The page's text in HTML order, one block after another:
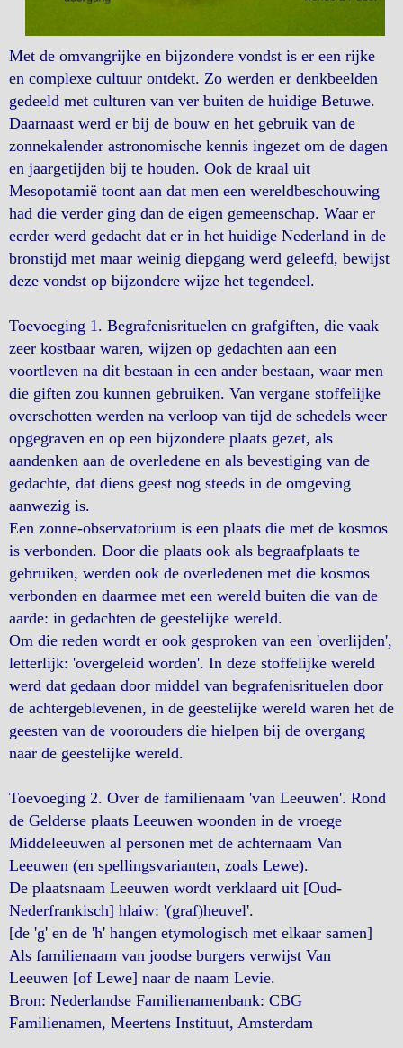
Met de omvangrijke en bijzondere vondst is er een rijke
en complexe cultuur ontdekt. Zo werden er denkbeelden
gedeeld met culturen van ver buiten de huidige Betuwe.
Daarnaast werd er bij de bouw en het gebruik van de
zonnekalender astronomische kennis ingezet om de dagen
en jaargetijden bij te houden. Ook de kraal uit
Mesopotamië toont aan dat men een wereldbeschouwing
had die verder ging dan de eigen gemeenschap. Waar er
eerder werd gedacht dat er in het huidige Nederland in de
bronstijd met maar weinig diepgang werd geleefd, bewijst
deze vondst op bijzondere wijze het tegendeel.
Toevoeging 1. Begrafenisrituelen en grafgiften, die vaak
zeer kostbaar waren, wijzen op gedachten aan een
voortleven na dit bestaan in een ander bestaan, waar men
die giften zou kunnen gebruiken. Van vergane stoffelijke
overschotten werden na verloop van tijd de schedels weer
opgegraven en op een bijzondere plaats gezet, als
aandenken aan de overledene en als bevestiging van de
gedachte, dat diens geest nog steeds in de omgeving
aanwezig is.
Een zonne-observatorium is een plaats die met de kosmos
is verbonden. Door die plaats ook als begraafplaats te
gebruiken, werden ook de overledenen met die kosmos
verbonden en daarmee met een wereld buiten die van de
aarde: in gedachten de geestelijke wereld.
Om die reden wordt er ook gesproken van een 'overlijden',
letterlijk: 'overgeleid worden'. In deze stoffelijke wereld
werd dat gedaan door middel van begrafenisrituelen door
de achtergeblevenen, in de geestelijke wereld waren het de
geesten van de voorouders die hielpen bij de overgang
naar de geestelijke wereld.
Toevoeging 2. Over de familienaam 'van Leeuwen'. Rond
de Gelderse plaats Leeuwen woonden in de vroege
Middeleeuwen al personen met de achternaam Van
Leeuwen (en spellingsvarianten, zoals Lewe).
De plaatsnaam Leeuwen wordt verklaard uit [Oud-
Nederfrankisch] hlaiw: '(graf)heuvel'.
[de 'g' en de 'h' hangen etymologisch met elkaar samen]
Als familienaam van joodse burgers verwijst Van
Leeuwen [of Lewe] naar de naam Levie.
Bron: Nederlandse Familienamenbank: CBG
Familienamen, Meertens Instituut, Amsterdam